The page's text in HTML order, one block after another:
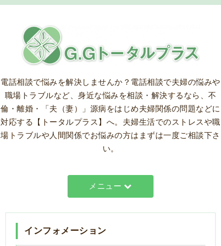
電話相談で悩みを解決しませんか？ 電話相談で夫婦の悩みや
職場トラブルなど、身近な悩みを相談・解決するなら、不
倫・離婚・「夫（妻）」源病をはじめ夫婦関係の問題などに
対応する【トータルプラス】へ。夫婦生活でのストレスや職
場トラブルや人間関係でお悩みの方はまずは一度ご相談下さ
い。
メニュー
インフォメーション